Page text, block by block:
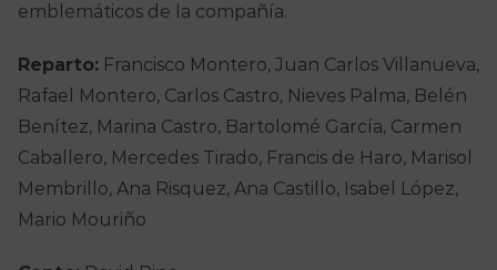
emblemáticos de la compañía.
Reparto:Francisco Montero, Juan Carlos Villanueva,
Rafael Montero, Carlos Castro, Nieves Palma, Belén
Benítez, Marina Castro, Bartolomé García, Carmen
Caballero, Mercedes Tirado, Francis de Haro, Marisol
Membrillo, Ana Risquez, Ana Castillo, Isabel López,
Mario Mouriño